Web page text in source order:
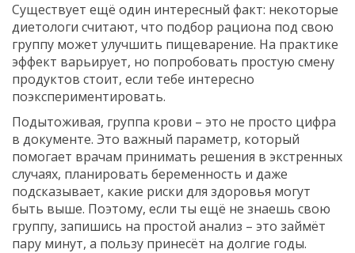
Существует ещё один интересный факт: некоторые
диетологи считают, что подбор рациона под свою
группу может улучшить пищеварение. На практике
эффект варьирует, но попробовать простую смену
продуктов стоит, если тебе интересно
поэкспериментировать.
Подытоживая, группа крови – это не просто цифра
в документе. Это важный параметр, который
помогает врачам принимать решения в экстренных
случаях, планировать беременность и даже
подсказывает, какие риски для здоровья могут
быть выше. Поэтому, если ты ещё не знаешь свою
группу, запишись на простой анализ – это займёт
пару минут, а пользу принесёт на долгие годы.